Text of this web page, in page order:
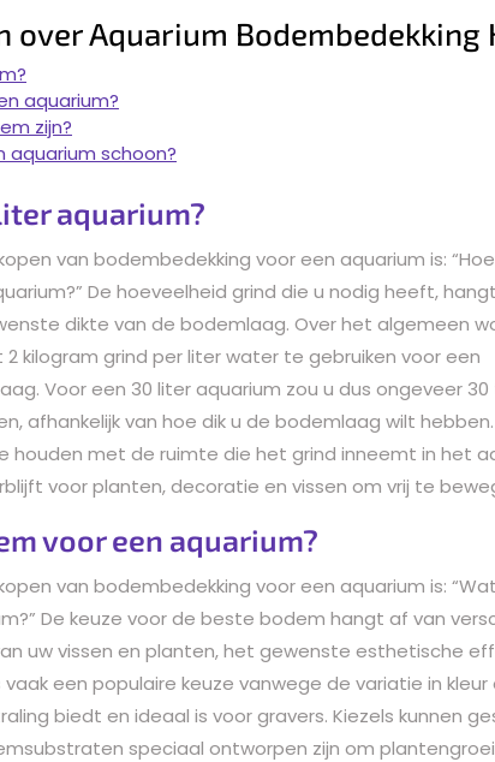
over Aquarium Bodembedekking
aquarium?
zijn?
aquarium schoon?
aquarium?
van bodembedekking voor een aquarium is:
De hoeveelheid grind die u nodig heeft,
dikte van de bodemlaag. Over het algemeen
kilogram grind per liter water te gebruiken voor een
Voor een 30 liter aquarium zou u dus ongeveer
afhankelijk van hoe dik u de bodemlaag wilt
houden met de ruimte die het grind inneemt in het
voor planten, decoratie en vissen om vrij te
voor een aquarium?
van bodembedekking voor een aquarium is:
De keuze voor de beste bodem hangt af van
uw vissen en planten, het gewenste esthetische
vaak een populaire keuze vanwege de variatie in
biedt en ideaal is voor gravers. Kiezels kunnen
speciaal ontworpen zijn om